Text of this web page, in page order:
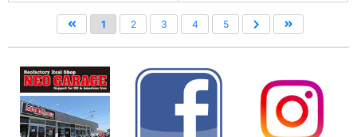
1 2 3 4 5